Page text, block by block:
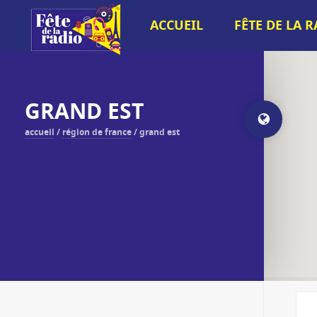
ACCUEIL FÊTE DE LA
GRAND EST
accueil / région de france/grand est